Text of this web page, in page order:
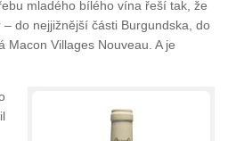
mladého bílého vína řeší tak, že
– do nejjižnější části Burgundska, do
Macon Villages Nouveau. A je